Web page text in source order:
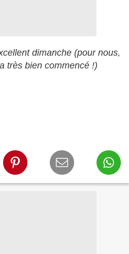
dimanche (pour nous,
très bien commencé !)